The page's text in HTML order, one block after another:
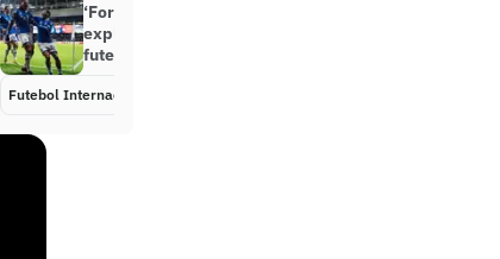
‘Força e velocidade’: ex-Botafogo
explica diferenças entre com
futebol russo e brasileiro
Futebol Internacional